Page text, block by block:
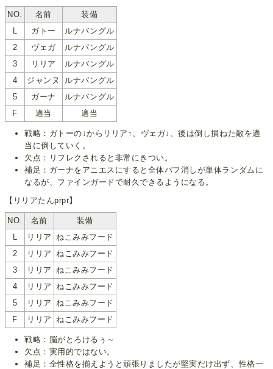
NO. 名前
装備
L
ガトー
ルナバングル
2
ヴェガ
ルナバングル
3
リリア
ルナバングル
4
ジャンヌ
ルナバングル
5
ガーナ
ルナバングル
F
適当 適当
戦略：ガトーの↓からリリア↑、ヴェガ↓、後は倒し損ねた敵を適
当に倒していく。
欠点：リフレクされると非常にきつい。
補足：ガーナをアニエスにすると全体バフ消しが単体ランダムに
なるが、ファインガードで耐久できるようになる。
【リリアたんprpr】
NO. 名前
装備
L
リリア
ねこみみフード
2
リリア
ねこみみフード
3
リリア
ねこみみフード
4
リリア
ねこみみフード
5
リリア
ねこみみフード
F
リリア ねこみみフード
戦略：脳がとろけるぅ～
欠点：実用的ではない。
補足：全性格を揃えようと頑張りましたが堅実だけ出ず、性格一